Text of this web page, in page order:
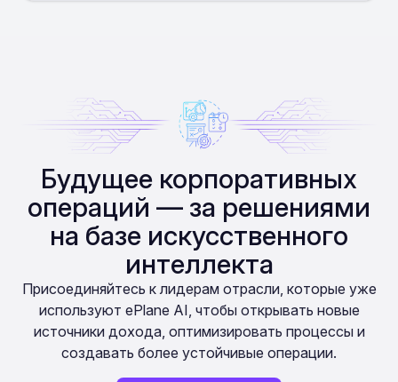
Будущее корпоративных
операций — за решениями
на базе искусственного
интеллекта
Присоединяйтесь к лидерам отрасли, которые уже
используют ePlane AI, чтобы открывать новые
источники дохода, оптимизировать процессы и
создавать более устойчивые операции.